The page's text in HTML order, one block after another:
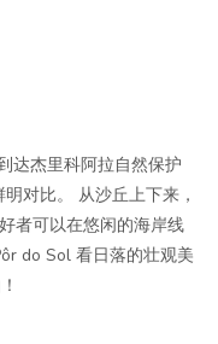
达杰里科阿拉自然保护
对比。 从沙丘上下来，
者可以在悠闲的海岸线
do Sol 看日落的壮观美